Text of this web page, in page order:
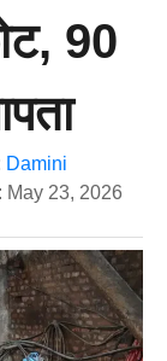
90
Damini
May 23, 2026